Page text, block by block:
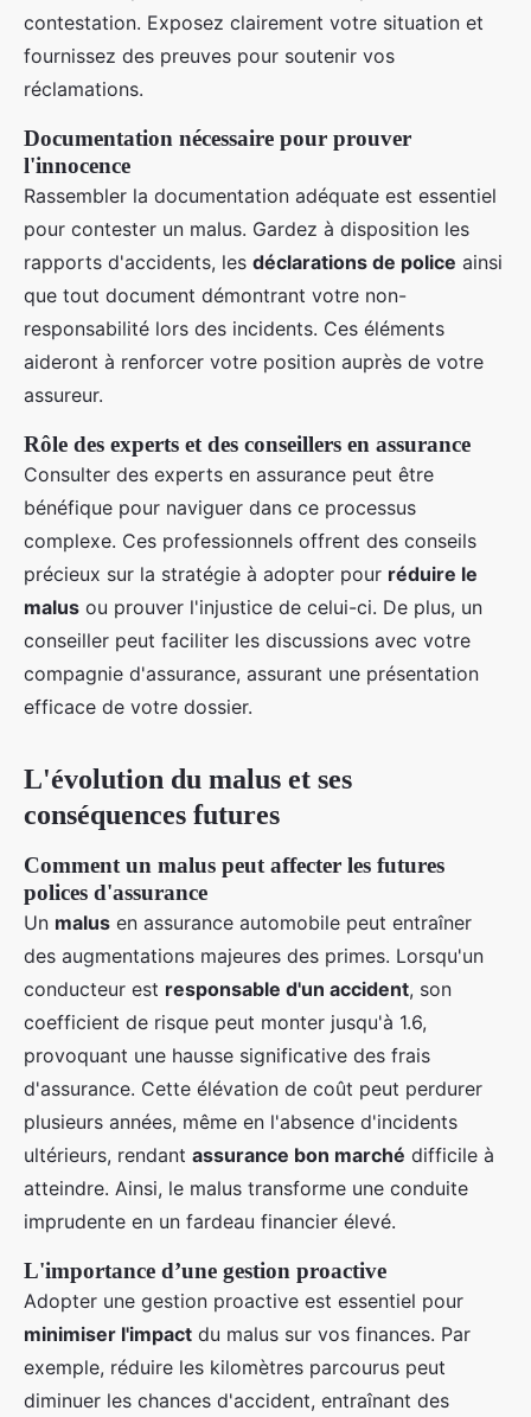
contestation. Exposez clairement votre situation et
fournissez des preuves pour soutenir vos
réclamations.
Documentation nécessaire pour prouver
l'innocence
Rassembler la documentation adéquate est essentiel
pour contester un malus. Gardez à disposition les
rapports d'accidents, les déclarations de police ainsi
que tout document démontrant votre non-
responsabilité lors des incidents. Ces éléments
aideront à renforcer votre position auprès de votre
assureur.
Rôle des experts et des conseillers en assurance
Consulter des experts en assurance peut être
bénéfique pour naviguer dans ce processus
complexe. Ces professionnels offrent des conseils
précieux sur la stratégie à adopter pour réduire le
malus ou prouver l'injustice de celui-ci. De plus, un
conseiller peut faciliter les discussions avec votre
compagnie d'assurance, assurant une présentation
efficace de votre dossier.
L'évolution du malus et ses
conséquences futures
Comment un malus peut affecter les futures
polices d'assurance
Un malus en assurance automobile peut entraîner
des augmentations majeures des primes. Lorsqu'un
conducteur est responsable d'un accident, son
coefficient de risque peut monter jusqu'à 1.6,
provoquant une hausse significative des frais
d'assurance. Cette élévation de coût peut perdurer
plusieurs années, même en l'absence d'incidents
ultérieurs, rendant assurance bon marché difficile à
atteindre. Ainsi, le malus transforme une conduite
imprudente en un fardeau financier élevé.
L'importance d’une gestion proactive
Adopter une gestion proactive est essentiel pour
minimiser l'impact du malus sur vos finances. Par
exemple, réduire les kilomètres parcourus peut
diminuer les chances d'accident, entraînant des